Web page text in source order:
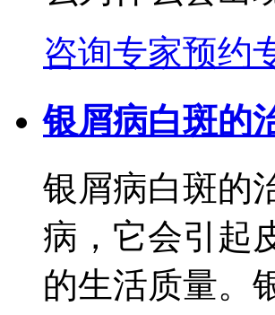
咨询专家预约
银屑病白斑的
银屑病白斑的
病，它会引起
的生活质量。